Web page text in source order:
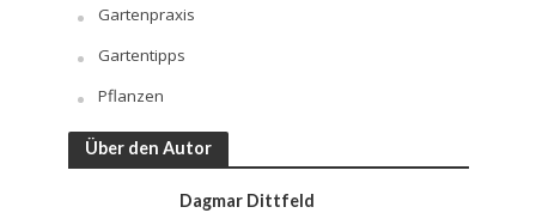
Gartenpraxis
Gartentipps
Pflanzen
Über den Autor
Dagmar Dittfeld